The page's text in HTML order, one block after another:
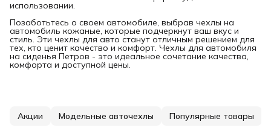
использовании.
Позаботьтесь о своем автомобиле, выбрав чехлы на
автомобиль кожаные, которые подчеркнут ваш вкус и
стиль. Эти чехлы для авто станут отличным решением для
тех, кто ценит качество и комфорт. Чехлы для автомобиля
на сиденья Петров - это идеальное сочетание качества,
комфорта и доступной цены.
Акции Модельные авточехлы Популярные товары